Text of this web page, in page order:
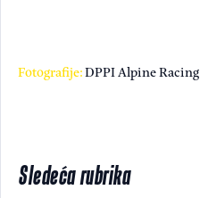
Fotografije:DPPI Alpine Racing
Sledeća rubrika